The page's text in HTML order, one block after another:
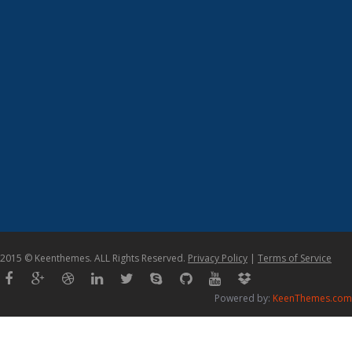
2015 © Keenthemes. ALL Rights Reserved. Privacy Policy | Terms of Service
Powered by: KeenThemes.com